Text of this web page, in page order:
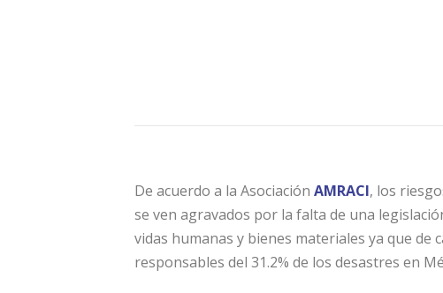
De acuerdo a la Asociación AMRACI, los
se ven agravados por la falta de una
vidas humanas y bienes materiales ya que de
responsables del 31.2% de los desastres en